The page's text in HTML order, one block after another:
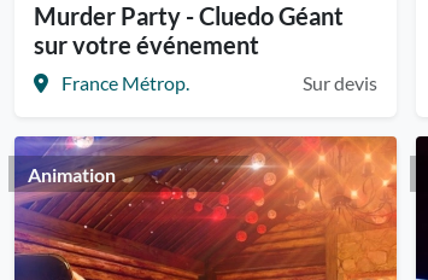
Murder Party - Cluedo Géant
sur votre événement
France Métrop. Sur devis
Animation